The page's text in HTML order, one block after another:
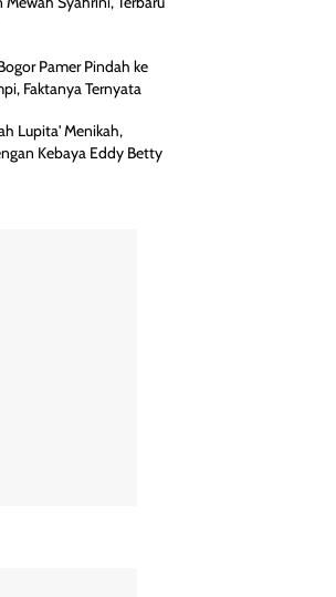
Pamer Pindah ke
Faktanya Ternyata
Lupita' Menikah,
Kebaya Eddy Betty